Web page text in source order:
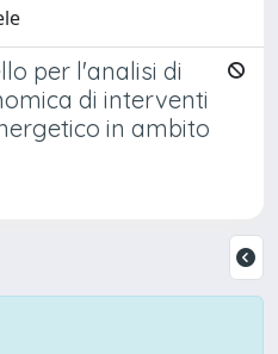
per l'analisi di
di interventi
in ambito